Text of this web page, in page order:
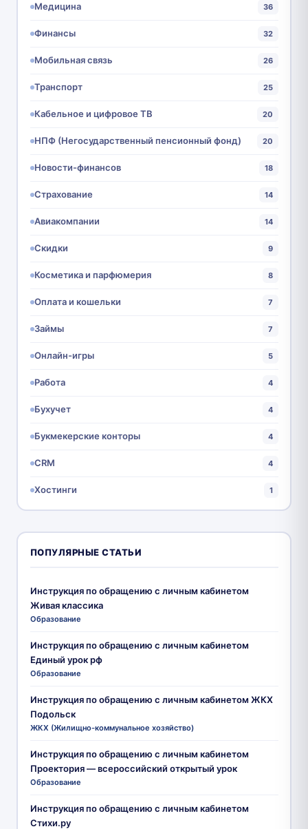
Медицина 36
Финансы 32
Мобильная связь 26
Транспорт 25
Кабельное и цифровое ТВ 20
НПФ (Негосударственный пенсионный фонд) 20
Новости-финансов 18
Страхование 14
Авиакомпании 14
Скидки 9
Косметика и парфюмерия 8
Оплата и кошельки 7
Займы 7
Онлайн-игры 5
Работа 4
Бухучет 4
Букмекерские конторы 4
CRM 4
Хостинги 1
ПОПУЛЯРНЫЕ СТАТЬИ
Инструкция по обращению с личным кабинетом
Живая классика
Образование
Инструкция по обращению с личным кабинетом
Единый урок рф
Образование
Инструкция по обращению с личным кабинетом ЖКХ
Подольск
ЖКХ (Жилищно-коммунальное хозяйство)
Инструкция по обращению с личным кабинетом
Проектория — всероссийский открытый урок
Образование
Инструкция по обращению с личным кабинетом
Стихи.ру